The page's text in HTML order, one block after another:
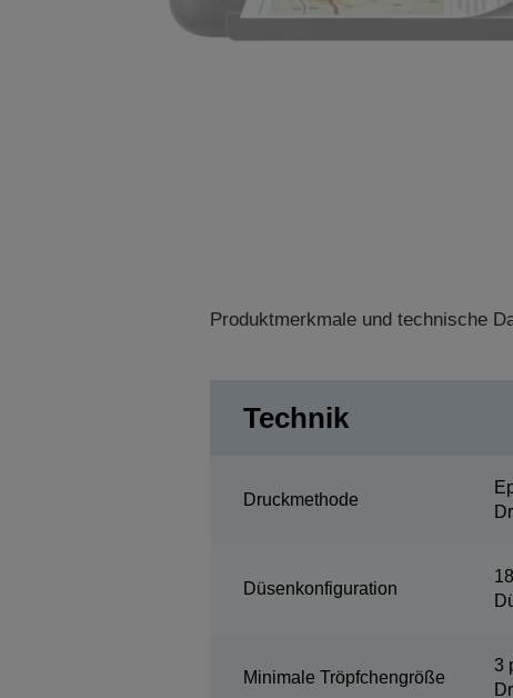
Produktmerkmale und technische
Technik
Druckmethode
Düsenkonfiguration
Minimale Tröpfchengröße
3